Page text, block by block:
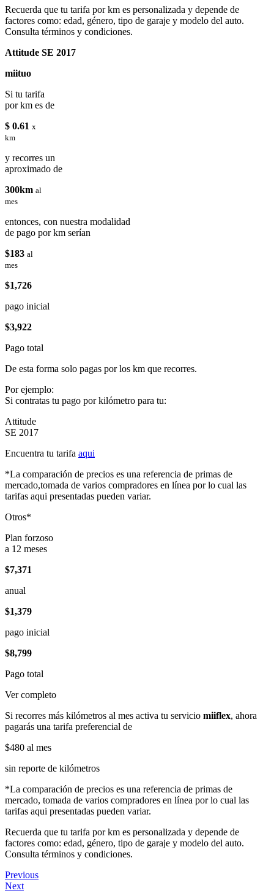
Recuerda que tu tarifa por km es personalizada y depende de
factores como: edad, género, tipo de garaje y modelo del auto.
Consulta términos y condiciones.
Attitude SE 2017
miituo
Si tu tarifa
por km es de
$ 0.61 x
km
y recorres un
aproximado de
300km al
mes
entonces, con nuestra modalidad
de pago por km serían
$183 al
mes
$1,726
pago inicial
$3,922
Pago total
De esta forma solo pagas por los km que recorres.
Por ejemplo:
Si contratas tu pago por kilómetro para tu:
Attitude
SE 2017
Encuentra tu tarifa aqui
*La comparación de precios es una referencia de primas de
mercado,tomada de varios compradores en línea por lo cual las
tarifas aqui presentadas pueden variar.
Otros*
Plan forzoso
a 12 meses
$7,371
anual
$1,379
pago inicial
$8,799
Pago total
Ver completo
Si recorres más kilómetros al mes activa tu servicio miiflex, ahora
pagarás una tarifa preferencial de
$480 al mes
sin reporte de kilómetros
*La comparación de precios es una referencia de primas de
mercado, tomada de varios compradores en línea por lo cual las
tarifas aqui presentadas pueden variar.
Recuerda que tu tarifa por km es personalizada y depende de
factores como: edad, género, tipo de garaje y modelo del auto.
Consulta términos y condiciones.
Previous
Next